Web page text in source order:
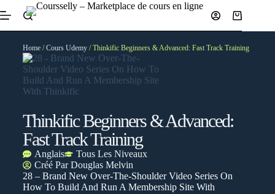
Home/Cours Udemy/ Thinkific Beginners & Advanced: Fast Track Training
Thinkific Beginners & Advanced:
Fast Track Training
Anglais
Tous Les Niveaux
Créé ParDouglas Melvin
28 – Brand New Over-The-Shoulder Video Series On
How To Build And Run A Membership Site With